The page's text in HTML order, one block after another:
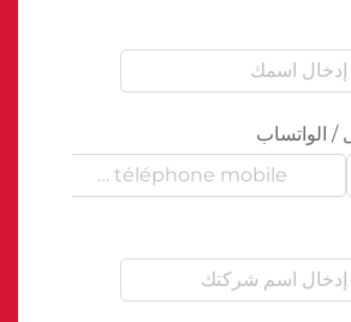
/ الواتساب